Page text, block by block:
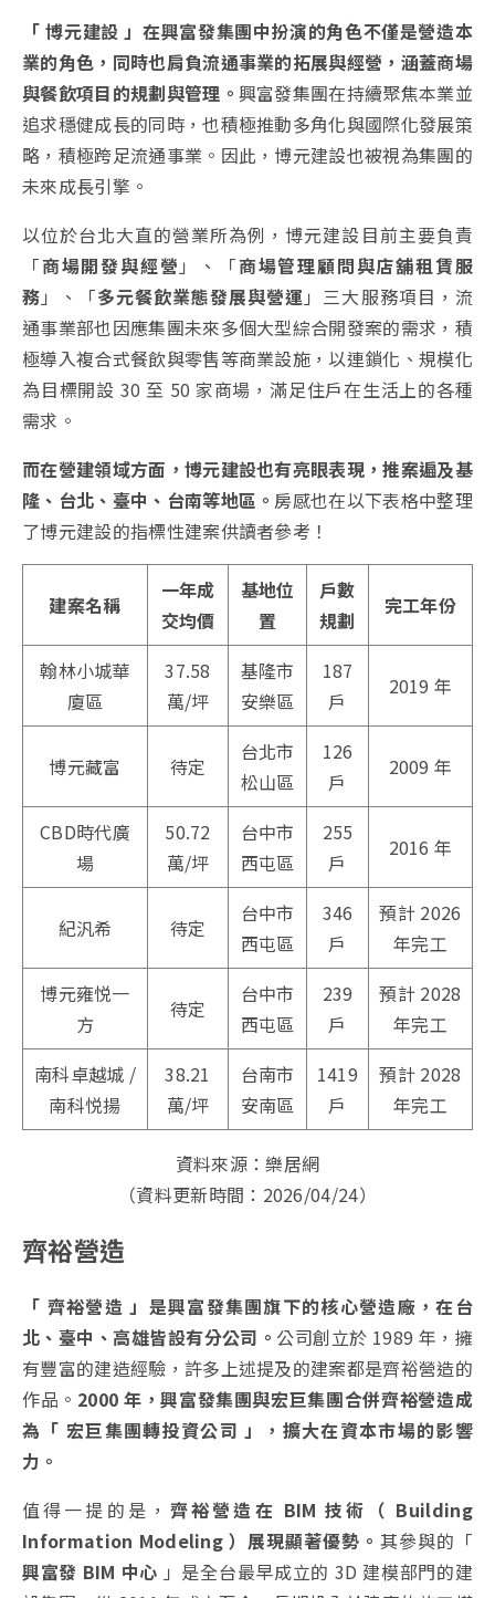
「 博元建設 」在興富發集團中扮演的角色不僅是營造本
業的角色，同時也肩負流通事業的拓展與經營，涵蓋商場
與餐飲項目的規劃與管理。 興富發集團在持續聚焦本業並
追求穩健成長的同時，也積極推動多角化與國際化發展策
略，積極跨足流通事業。因此，博元建設也被視為集團的
未來成長引擎。
以位於台北大直的營業所為例，博元建設目前主要負責
「商場開發與經營 」、「商場管理顧問與店舖租賃服
務 」、「多元餐飲業態發展與營運 」三大服務項目，流
通事業部也因應集團未來多個大型綜合開發案的需求，積
極導入複合式餐飲與零售等商業設施，以連鎖化、規模化
為目標開設 30 至 50 家商場，滿足住戶在生活上的各種
需求。
而在營建領域方面，博元建設也有亮眼表現，推案遍及基
隆、台北、臺中、台南等地區。 房感也在以下表格中整理
了博元建設的指標性建案供讀者參考！
建案名稱
一年成
交均價
基地位
置
戶數
規劃
完工年份
翰林小城華
廈區
37.58
萬/坪
基隆市
安樂區
187
戶
2019 年
博元藏富 待定
台北市
松山區
126
戶
2009 年
CBD時代廣
場
50.72
萬/坪
台中市
西屯區
255
戶
2016 年
紀汎希 待定
台中市
西屯區
346
戶
預計 2026
年完工
博元雍悦一
方
待定
台中市
西屯區
239
戶
預計 2028
年完工
南科卓越城 /
南科悦揚
38.21
萬/坪
台南市
安南區
1419
戶
預計 2028
年完工
資料來源：樂居網
（資料更新時間：2026/04/24）
齊裕營造
「 齊裕營造 」是興富發集團旗下的核心營造廠，在台
北、臺中、高雄皆設有分公司。 公司創立於 1989 年，擁
有豐富的建造經驗，許多上述提及的建案都是齊裕營造的
作品。 2000 年，興富發集團與宏巨集團合併齊裕營造成
為「 宏巨集團轉投資公司 」，擴大在資本市場的影響
力。
值得一提的是， 齊裕營造在 BIM 技術（ Building
Information Modeling ）展現顯著優勢。 其參與的「
興富發 BIM 中心 」是全台最早成立的 3D 建模部門的建